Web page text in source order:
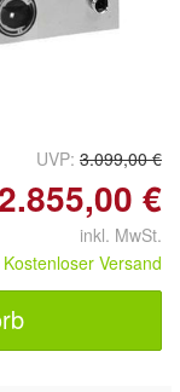
UVP: 3.099,00 €
€
inkl. MwSt.
Kostenloser Versand